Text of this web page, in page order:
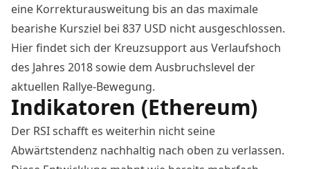
eine Korrekturausweitung bis an das maximale
bearishe Kursziel bei 837 USD nicht ausgeschlossen.
Hier findet sich der Kreuzsupport aus Verlaufshoch
des Jahres 2018 sowie dem Ausbruchslevel der
aktuellen Rallye-Bewegung.
Indikatoren (Ethereum)
Der RSI schafft es weiterhin nicht seine
Abwärtstendenz nachhaltig nach oben zu verlassen.